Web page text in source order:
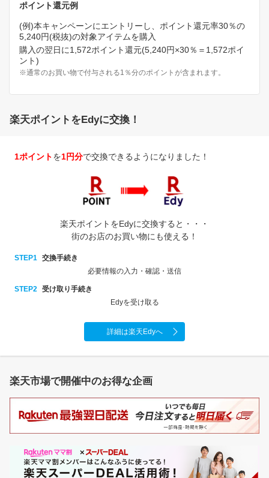
ポイント還元例
(例)本キャンペーンにエントリーし、ポイント還元率30％の
5,240円(税抜)の対象アイテムを購入
購入の翌日に1,572ポイント還元(5,240円×30％＝1,572ポイ
ント)
※通常のお買い物で付与される1％分のポイントが含まれます。
楽天ポイントをEdyに交換！
1ポイントを1円分で交換できるようになりました！
楽天ポイントをEdyに交換すると・・・
街のお店のお買い物にも使える！
STEP1 交換手続き
必要情報の入力・確認・送信
STEP2 受け取り手続き
Edyを受け取る
詳細は楽天Edyへ
楽天市場で開催中のお得な企画